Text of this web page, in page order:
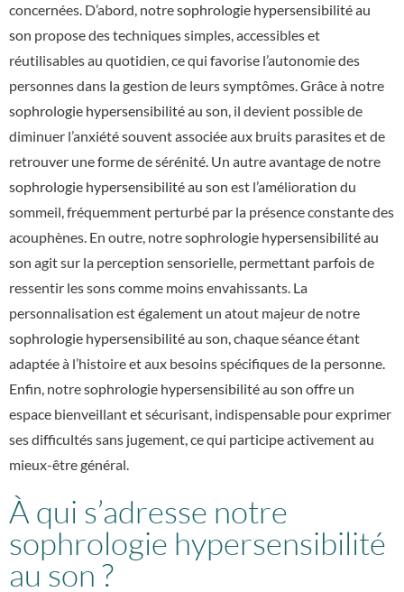
concernées. D’abord, notresophrologie hypersensibilité au
son propose des techniques simples, accessibles et
réutilisables au quotidien, ce qui favorise l’autonomie des
personnes dans la gestion de leurs symptômes. Grâce à notre
sophrologie hypersensibilité au son, il devient possible de
diminuer l’anxiété souvent associée aux bruits parasites et de
retrouver une forme de sérénité. Un autre avantage de notre
sophrologie hypersensibilité au son est l’amélioration du
sommeil, fréquemment perturbé par la présence constante des
acouphènes. En outre, notresophrologie hypersensibilité au
son agit sur la perception sensorielle, permettant parfois de
ressentir les sons comme moins envahissants. La
personnalisation est également un atout majeur de notre
sophrologie hypersensibilité au son, chaque séance étant
adaptée à l’histoire et aux besoins spécifiques de la personne.
Enfin, notresophrologie hypersensibilité au son offre un
espace bienveillant et sécurisant, indispensable pour exprimer
ses difficultés sans jugement, ce qui participe activement au
mieux-être général.
À qui s’adresse notre
sophrologie hypersensibilité
au son ?